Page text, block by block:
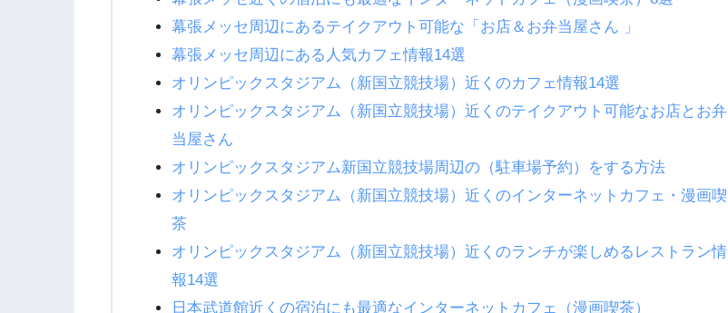
幕張メッセ周辺にあるテイクアウト可能な「お店＆お弁当屋さん 」
幕張メッセ周辺にある人気カフェ情報14選
オリンピックスタジアム（新国立競技場）近くのカフェ情報14選
オリンピックスタジアム（新国立競技場）近くのテイクアウト可能なお店とお弁
当屋さん
オリンピックスタジアム新国立競技場周辺の（駐車場予約）をする方法
オリンピックスタジアム（新国立競技場）近くのインターネットカフェ・漫画喫
茶
オリンピックスタジアム（新国立競技場）近くのランチが楽しめるレストラン情
報14選
日本武道館近くの宿泊にも最適なインターネットカフェ（漫画喫茶）